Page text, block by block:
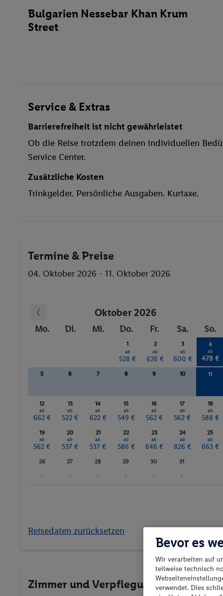
Restaurant(s) mit Nichtraucherbereich
Konferenzraum
Bar
Außenpool(s)
Sonnenschirme
Sauna
Dampfbad
Billard / Snooker
Bulgarien Nessebar Khan Krum
Street
Service & Extras
Barrierefreiheit ist nicht gewährleistet
Ob die Reise trotzdem deinen individuellen
Service Center.
Zusätzliche Kosten
Trinkgelder. Persönliche Ausgaben. Kurtaxe.
Termine & Preise
04. Oktober 2026 - 11. Oktober 2026
Oktober 2026
Mo. Di. Mi. Do. Fr. Sa. So.
1
ab
528 €
2
ab
626 €
3
ab
600 €
4
ab
478 €
5 6 7 8 9 10 11
12
ab
662 €
13
ab
522 €
14
ab
622 €
15
ab
549 €
16
ab
562 €
17
ab
562 €
18
ab
588 €
19
ab
562 €
20
ab
537 €
21
ab
537 €
22
ab
586 €
23
ab
646 €
24
ab
826 €
25
ab
663 €
26
-
27
-
28
-
29
-
30
-
31
-
Reisedaten zurücksetzen
Zimmer und Verpflegung wählen
Bevor es
Wir verarbeiten auf
teilweise technisch
verwendet. Dies